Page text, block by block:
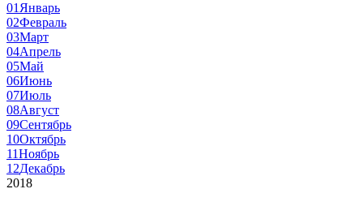
01 Январь
02Февраль
03Март
04Апрель
05Май
06Июнь
07Июль
08Август
09Сентябрь
10Октябрь
11Ноябрь
12Декабрь
2018